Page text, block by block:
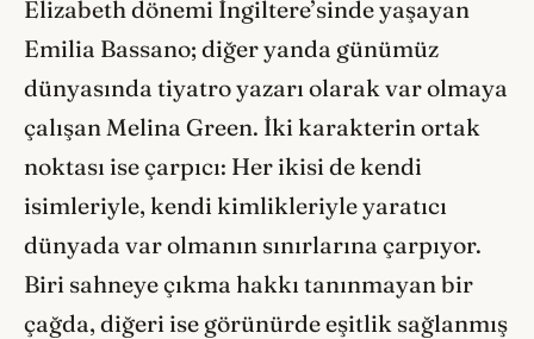
Elizabeth dönemi İngiltere’sinde yaşayan
Emilia Bassano; diğer yanda günümüz
dünyasında tiyatro yazarı olarak var olmaya
çalışan Melina Green. İki karakterin ortak
noktası ise çarpıcı: Her ikisi de kendi
isimleriyle, kendi kimlikleriyle yaratıcı
dünyada var olmanın sınırlarına çarpıyor.
Biri sahneye çıkma hakkı tanınmayan bir
çağda, diğeri ise görünürde eşitlik sağlanmış